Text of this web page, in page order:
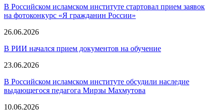
В Российском исламском институте стартовал прием заявок
на фотоконкурс «Я гражданин России»
26.06.2026
В РИИ начался прием документов на обучение
23.06.2026
В Российском исламском институте обсудили наследие
выдающегося педагога Мирзы Махмутова
10.06.2026